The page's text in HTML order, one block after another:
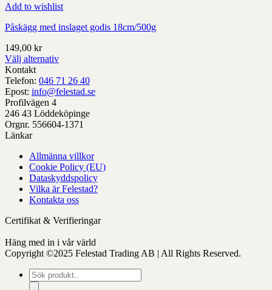
Add to wishlist
Påskägg med inslaget godis 18cm/500g
149,00 kr
Välj alternativ
Denna
produkt
har
alternativ
som
kan
väljas
produktens
Kontakt
Telefon: 046 71 26 40
Epost: info@felestad.se
Profilvägen 4
246 43 Löddeköpinge
Orgnr. 556604-1371
Länkar
Allmänna villkor
Cookie Policy (EU)
Dataskyddspolicy
Vilka är Felestad?
Kontakta oss
Certifikat & Verifieringar
Häng med in i vår värld
Copyright ©2025 Felestad Trading AB | All Rights Reserved.
Produktsökning